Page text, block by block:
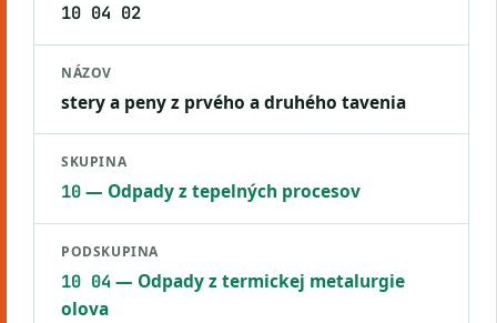
10 04 02
NÁZOV
stery a peny z prvého a druhého tavenia
SKUPINA
10— Odpady z tepelných procesov
PODSKUPINA
10 04 — Odpady z termickej metalurgie
olova